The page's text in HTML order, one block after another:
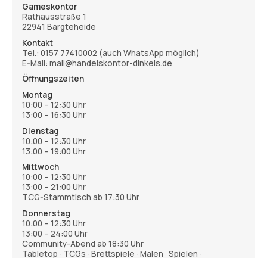
Gameskontor
Rathausstraße 1
22941 Bargteheide
Kontakt
Tel.: 0157 77410002 (auch WhatsApp möglich)
E-Mail: mail@handelskontor-dinkels.de
Öffnungszeiten
Montag
10:00 – 12:30 Uhr
13:00 – 16:30 Uhr
Dienstag
10:00 – 12:30 Uhr
13:00 – 19:00 Uhr
Mittwoch
10:00 – 12:30 Uhr
13:00 – 21:00 Uhr
TCG-Stammtisch ab 17:30 Uhr
Donnerstag
10:00 – 12:30 Uhr
13:00 – 24:00 Uhr
Community-Abend ab 18:30 Uhr
Tabletop · TCGs · Brettspiele · Malen · Spielen ·